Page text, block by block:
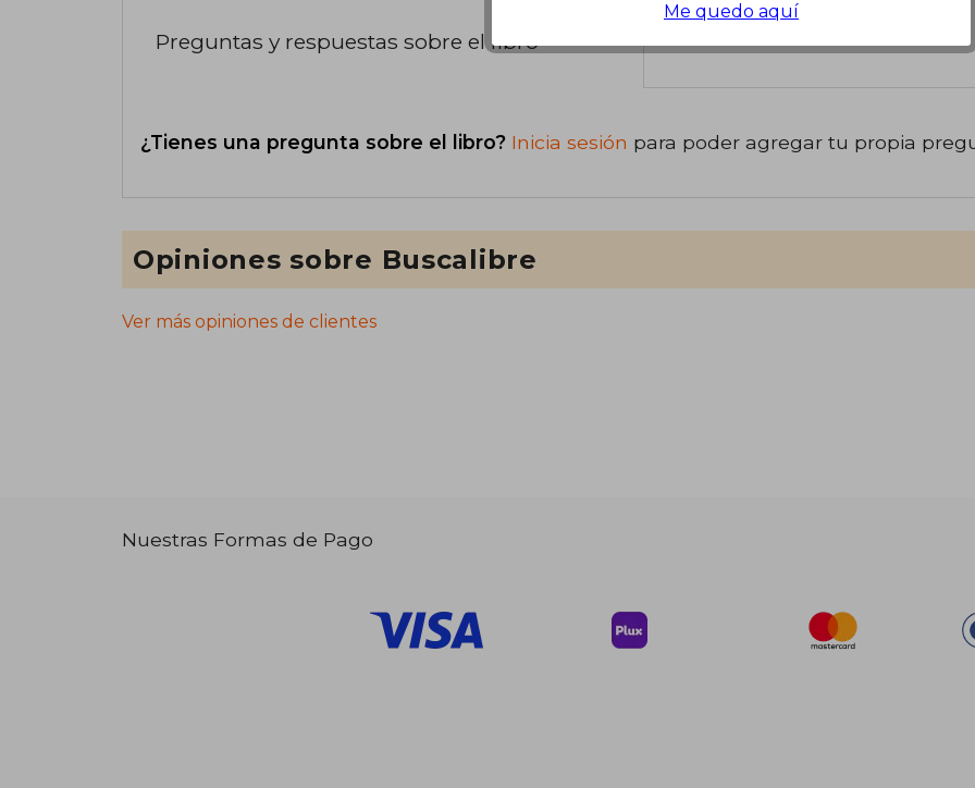
Preguntas y respuestas sobre el libro
¿Tienes una pregunta sobre el libro? Inicia sesión para poder agregar tu propia
Opiniones sobre Buscalibre
Ver más opiniones de clientes
Nuestras Formas de Pago
Me quedo aquí